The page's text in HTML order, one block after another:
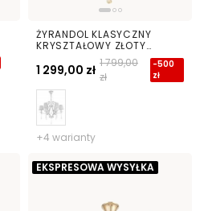
ŻYRANDOL KLASYCZNY
KRYSZTAŁOWY ZŁOTY
1 299,00 zł 1 799,00
zł
-500
zł
+4 warianty
EKSPRESOWA WYSYŁKA